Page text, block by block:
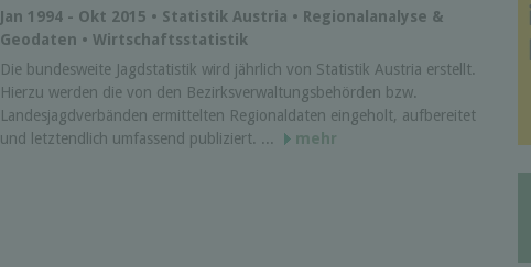
Jan 1994 - Okt 2015 • Statistik Austria • Regionalanalyse &
Geodaten • Wirtschaftsstatistik
Die bundesweite Jagdstatistik wird jährlich von Statistik Austria erstellt.
Hierzu werden die von den Bezirksverwaltungsbehörden bzw.
Landesjagdverbänden ermittelten Regionaldaten eingeholt, aufbereitet
und letztendlich umfassend publiziert. ...
mehr